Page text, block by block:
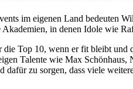
im eigenen Land bedeuten
in denen Idole wie
Top 10, wenn er fit bleibt
Talente wie Max
zu sorgen, dass viele